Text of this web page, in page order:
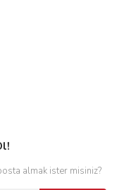
almak ister misiniz?